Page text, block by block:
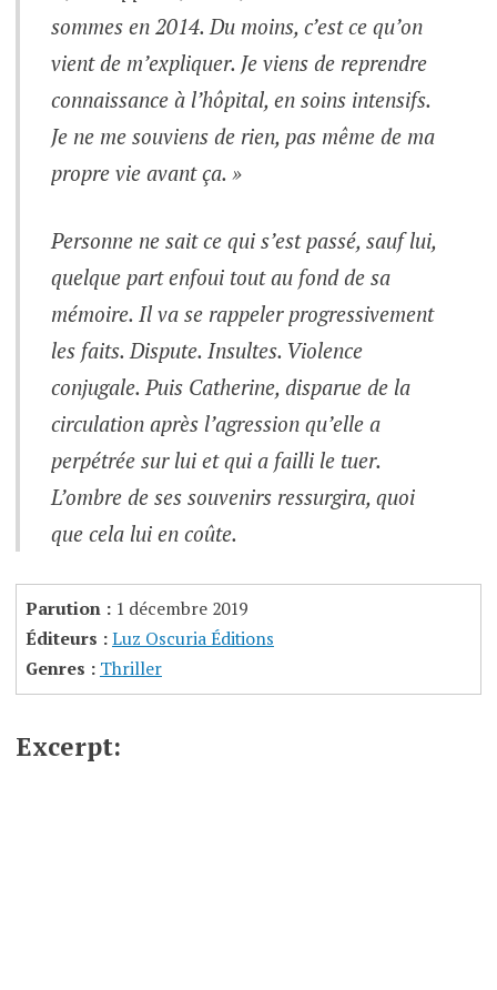
sommes en 2014. Du moins, c’est ce qu’on
vient de m’expliquer. Je viens de reprendre
connaissance à l’hôpital, en soins intensifs.
Je ne me souviens de rien, pas même de ma
propre vie avant ça. »
Personne ne sait ce qui s’est passé, sauf lui,
quelque part enfoui tout au fond de sa
mémoire. Il va se rappeler progressivement
les faits. Dispute. Insultes. Violence
conjugale. Puis Catherine, disparue de la
circulation après l’agression qu’elle a
perpétrée sur lui et qui a failli le tuer.
L’ombre de ses souvenirs ressurgira, quoi
que cela lui en coûte.
Parution : 1 décembre 2019
Éditeurs :Luz Oscuria Éditions
Genres : Thriller
Excerpt: